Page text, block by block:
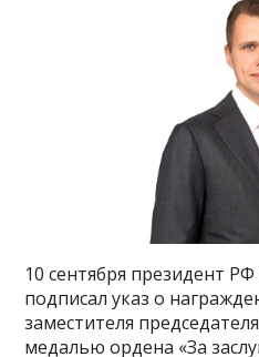
10 сентября президент
подписал указ о
заместителя
медалью ордена «За